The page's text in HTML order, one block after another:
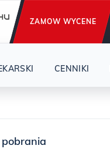
29 lat !
ZAMOW WYCENE
CENNIKI
pobrania